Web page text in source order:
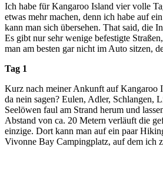
Ich habe für Kangaroo Island vier volle
etwas mehr machen, denn ich habe auf
kann man sich übersehen. That said, die
Es gibt nur sehr wenige befestigte
man am besten gar nicht im Auto sitzen,
Tag 1
Kurz nach meiner Ankunft auf Kangaroo
da nein sagen? Eulen, Adler, Schlangen,
Seelöwen faul am Strand herum und
Abstand von ca. 20 Metern verläuft die
einzige. Dort kann man auf ein paar
Vivonne Bay Campingplatz, auf dem ich